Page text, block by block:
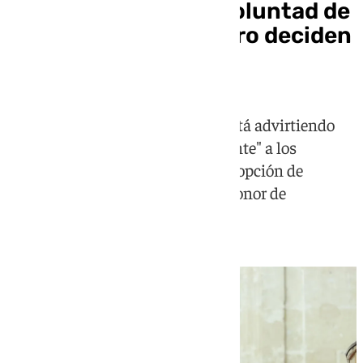
Moreno: «No tengo voluntad de
gobernar con Vox, pero deciden
El candidato del PP afirma que está advirtiendo
"de manera permanente y constante" a los
ciudadanos de que "solo hay una opción de
gobierno, que es la que tiene "el honor de